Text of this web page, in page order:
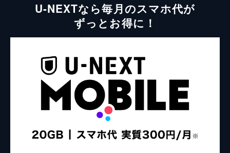
U-NEXTなら毎月のスマホ代が
ずっとお得に！